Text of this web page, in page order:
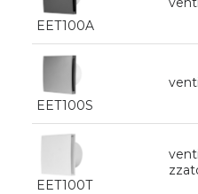
EET100A
EET100S
EET100T